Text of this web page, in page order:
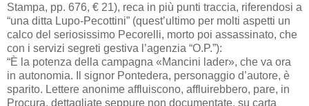
Stampa, pp. 676, € 21), reca in più punti traccia, riferendosi a
“una ditta Lupo-Pecottini” (quest’ultimo per molti aspetti un
calco del seriosissimo Pecorelli, morto poi assassinato, che
con i servizi segreti gestiva l’agenzia “O.P.”):
“È la potenza della campagna «Mancini lader», che va ora
in autonomia. Il signor Pontedera, personaggio d’autore, è
sparito. Lettere anonime affluiscono, affluirebbero, pare, in
Procura, dettagliate seppure non documentate, su carta